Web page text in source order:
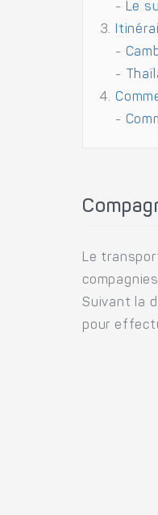
- Le
-
-
-
Le
Suivant la
pour